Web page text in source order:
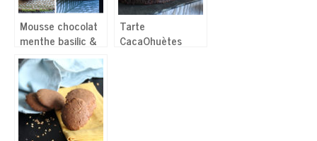
Mousse chocolat
menthe basilic &
Fondant chocolat
menthe
Tarte
CacaOhuètes